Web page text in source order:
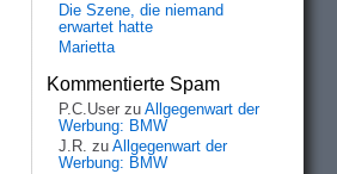
Die Szene, die niemand
erwartet hatte
Marietta
Kommentierte Spam
P.C.User zu Allgegenwart der
Werbung: BMW
J.R. zu Allgegenwart der
Werbung: BMW